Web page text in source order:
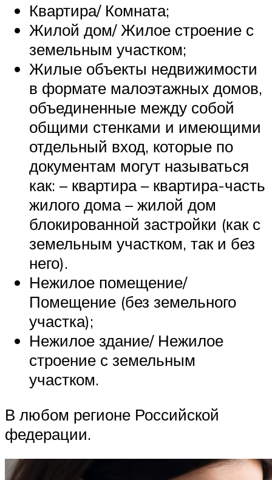
Квартира/ Комната;
Жилой дом/ Жилое строение с
земельным участком;
Жилые объекты недвижимости
в формате малоэтажных домов,
объединенные между собой
общими стенками и имеющими
отдельный вход, которые по
документам могут называться
как: – квартира – квартира-часть
жилого дома – жилой дом
блокированной застройки (как с
земельным участком, так и без
него).
Нежилое помещение/
Помещение (без земельного
участка);
Нежилое здание/ Нежилое
строение с земельным
участком.
В любом регионе Российской
федерации.